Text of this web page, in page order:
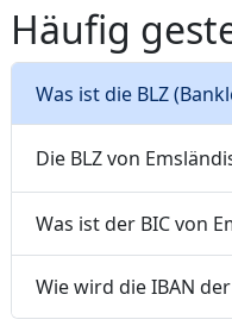
Häufig
Was ist die BLZ
Die BLZ von
Was ist der BIC von
Wie wird die IBAN